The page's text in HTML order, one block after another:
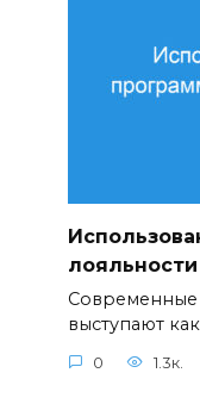
Современные
выступают
0 1.3к.